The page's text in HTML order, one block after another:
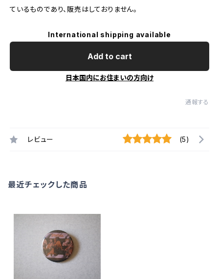
ているものであり、販売はしておりません。
International shipping available
Add to cart
日本国内にお住まいの方向け
通報する
レビュー (5)
最近チェックした商品